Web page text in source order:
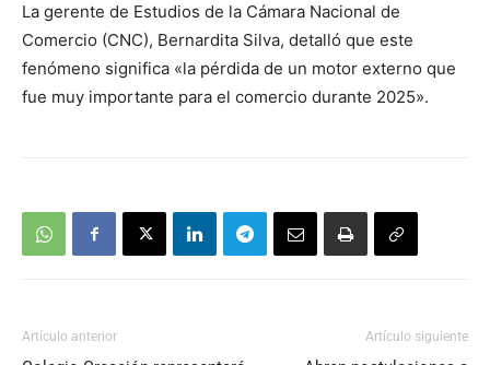
La gerente de Estudios de la Cámara Nacional de
Comercio (CNC), Bernardita Silva, detalló que este
fenómeno significa «la pérdida de un motor externo que
fue muy importante para el comercio durante 2025».
Artículo anterior Artículo siguiente